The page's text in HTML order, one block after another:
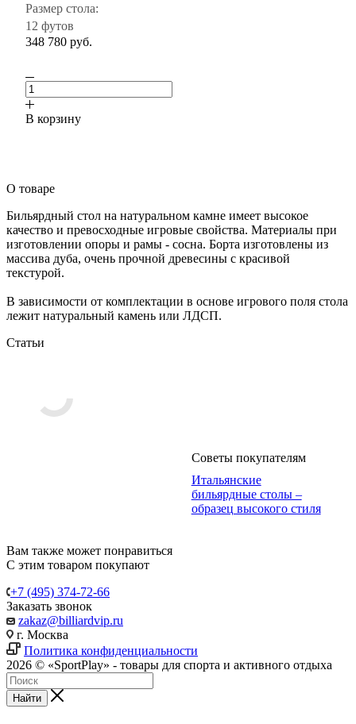
Размер стола:
12 футов
348 780 руб.
В корзину
О товаре
Бильярдный стол на натуральном камне имеет высокое
качество и превосходные игровые свойства. Материалы при
изготовлении опоры и рамы - сосна. Борта изготовлены из
массива дуба, очень прочной древесины с красивой
текстурой.
В зависимости от комплектации в основе игрового поля стола
лежит натуральный камень или ЛДСП.
Статьи
Советы покупателям
Итальянские
бильярдные столы –
образец высокого стиля
Вам также может понравиться
С этим товаром покупают
+7 (495) 374-72-66
Заказать звонок
zakaz@billiardvip.ru
г. Москва
Политика конфиденциальности
2026 © «SportPlay» - товары для спорта и активного отдыха
Найти